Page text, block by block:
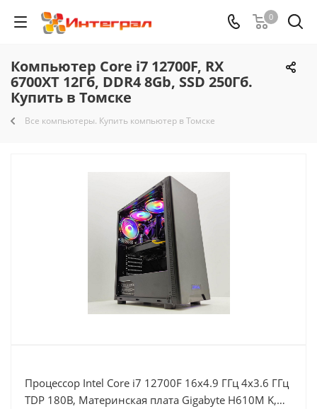
0
Компьютер Core i7 12700F, RX
6700XT 12Гб, DDR4 8Gb, SSD 250Гб.
Купить в Томске
Все компьютеры. Купить компьютер в Томске
Процессор Intel Core i7 12700F 16x4.9 ГГц 4x3.6 ГГц
TDP 180В, Материнская плата Gigabyte H610M K,